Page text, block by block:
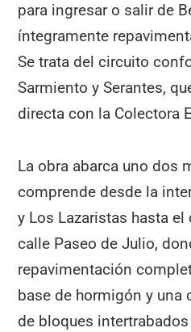
para ingresar o salir de
íntegramente
Se trata del circuito
Sarmiento y Serantes,
directa con la Colectora
La obra abarca uno dos
comprende desde la
y Los Lazaristas hasta
calle Paseo de Julio,
repavimentación
base de hormigón y una
de bloques